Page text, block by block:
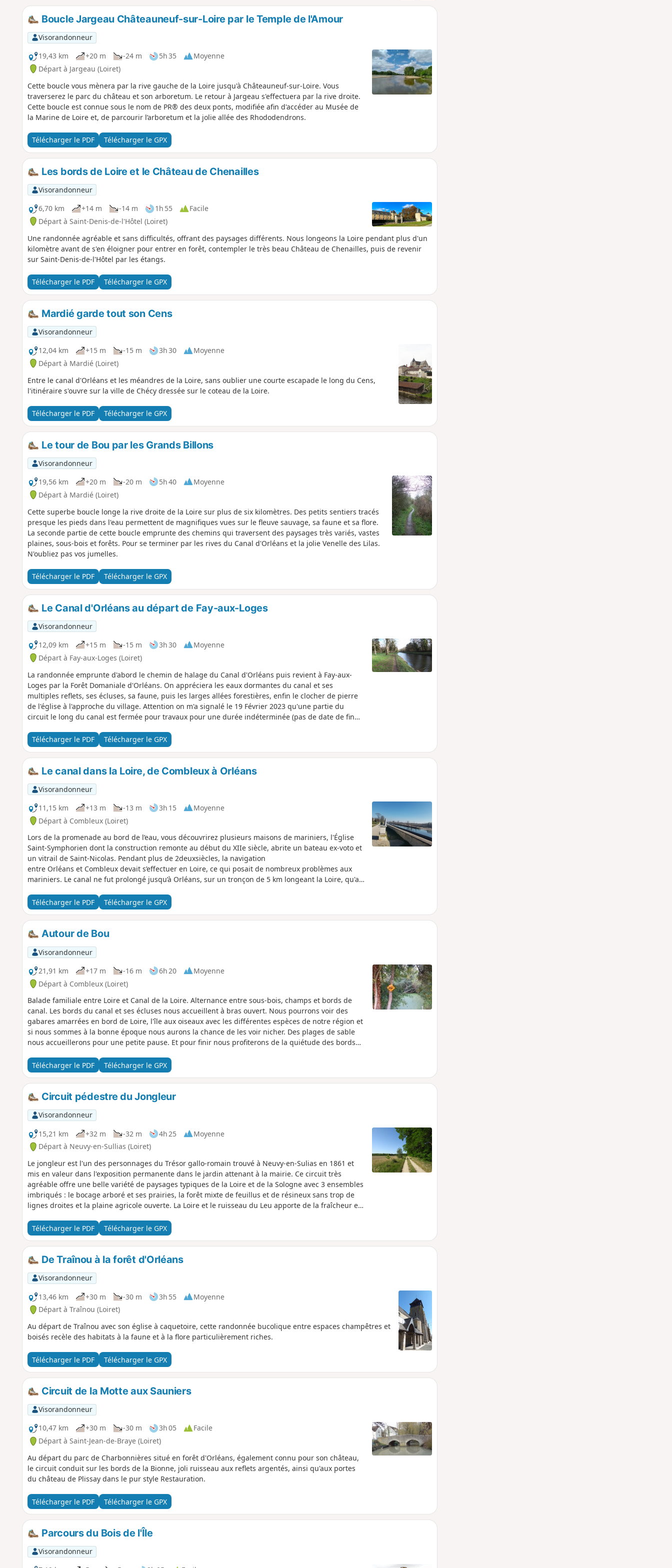
Boucle Jargeau Châteauneuf-sur-Loire par le Temple de l'Amour
Visorandonneur
19,43 km
+20 m -24 m 5h 35
Moyenne
Départ à Jargeau (Loiret)
Cette boucle vous mènera par la rive gauche de la Loire jusqu'à Châteauneuf-sur-Loire. Vous
traverserez le parc du château et son arboretum. Le retour à Jargeau s'effectuera par la rive droite.
Cette boucle est connue sous le nom de PR® des deux ponts, modifiée afin d'accéder au Musée de
la Marine de Loire et, de parcourir l’arboretum et la jolie allée des Rhododendrons.
Télécharger le PDF Télécharger le GPX
Les bords de Loire et le Château de Chenailles
Visorandonneur
6,70 km
+14 m -14 m 1h 55
Facile
Départ à Saint-Denis-de-l'Hôtel (Loiret)
Une randonnée agréable et sans difficultés, offrant des paysages différents. Nous longeons la Loire pendant plus d'un
kilomètre avant de s'en éloigner pour entrer en forêt, contempler le très beau Château de Chenailles, puis de revenir
sur Saint-Denis-de-l'Hôtel par les étangs.
Télécharger le PDF Télécharger le GPX
Mardié garde tout son Cens
Visorandonneur
12,04 km
+15 m -15 m 3h 30
Moyenne
Départ à Mardié (Loiret)
Entre le canal d'Orléans et les méandres de la Loire, sans oublier une courte escapade le long du Cens,
l'itinéraire s'ouvre sur la ville de Chécy dressée sur le coteau de la Loire.
Télécharger le PDF Télécharger le GPX
Le tour de Bou par les Grands Billons
Visorandonneur
19,56 km
+20 m -20 m 5h 40
Moyenne
Départ à Mardié (Loiret)
Cette superbe boucle longe la rive droite de la Loire sur plus de six kilomètres. Des petits sentiers tracés
presque les pieds dans l'eau permettent de magnifiques vues sur le fleuve sauvage, sa faune et sa flore.
La seconde partie de cette boucle emprunte des chemins qui traversent des paysages très variés, vastes
plaines, sous-bois et forêts. Pour se terminer par les rives du Canal d'Orléans et la jolie Venelle des Lilas.
N'oubliez pas vos jumelles.
Télécharger le PDF Télécharger le GPX
Le Canal d'Orléans au départ de Fay-aux-Loges
Visorandonneur
12,09 km
+15 m -15 m 3h 30
Moyenne
Départ à Fay-aux-Loges (Loiret)
La randonnée emprunte d'abord le chemin de halage du Canal d'Orléans puis revient à Fay-aux-
Loges par la Forêt Domaniale d'Orléans. On appréciera les eaux dormantes du canal et ses
multiples reflets, ses écluses, sa faune, puis les larges allées forestières, enfin le clocher de pierre
de l'église à l'approche du village. Attention on m'a signalé le 19 Février 2023 qu'une partie du
circuit le long du canal est fermée pour travaux pour une durée indéterminée (pas de date de fin
Télécharger le PDF
Télécharger le GPX
Le canal dans la Loire, de Combleux à Orléans
Visorandonneur
11,15 km
+13 m -13 m 3h 15
Moyenne
Départ à Combleux (Loiret)
Lors de la promenade au bord de l’eau, vous découvrirez plusieurs maisons de mariniers, l'Église
Saint-Symphorien dont la construction remonte au début du XIIe siècle, abrite un bateau ex-voto et
un vitrail de Saint-Nicolas. Pendant plus de 2deuxsiècles, la navigation
entre Orléans et Combleux devait s’effectuer en Loire, ce qui posait de nombreux problèmes aux
mariniers. Le canal ne fut prolongé jusqu’à Orléans, sur un tronçon de 5 km longeant la Loire, qu'au
canal. C’est par l’Écluse de l’Embouchure construite en 1912 que les bateaux gagnaient ce canal
prolongé. Et, à environ 200 m en amont de l’écluse, fut construit en 1913 le Pont Tournant pour
franchir le canal. Il s’agit d’un pont routier mobile dont le tablier pouvait tourner autour d’un axe,
pour permettre le passage des bateaux. Le chemin parallèle au chemin de halage, mais en
Télécharger le PDF Télécharger le GPX
Autour de Bou
Visorandonneur
21,91 km
+17 m -16 m 6h 20
Moyenne
Départ à Combleux (Loiret)
Balade familiale entre Loire et Canal de la Loire. Alternance entre sous-bois, champs et bords de
canal. Les bords du canal et ses écluses nous accueillent à bras ouvert. Nous pourrons voir des
gabares amarrées en bord de Loire, l'île aux oiseaux avec les différentes espèces de notre région et
si nous sommes à la bonne époque nous aurons la chance de les voir nicher. Des plages de sable
nous accueillerons pour une petite pause. Et pour finir nous profiterons de la quiétude des bords
Télécharger le PDF
Télécharger le GPX
Circuit pédestre du Jongleur
Visorandonneur
15,21 km
+32 m -32 m 4h 25
Moyenne
Départ à Neuvy-en-Sullias (Loiret)
Le jongleur est l'un des personnages du Trésor gallo-romain trouvé à Neuvy-en-Sulias en 1861 et
mis en valeur dans l'exposition permanente dans le jardin attenant à la mairie. Ce circuit très
agréable offre une belle variété de paysages typiques de la Loire et de la Sologne avec 3 ensembles
imbriqués : le bocage arboré et ses prairies, la forêt mixte de feuillus et de résineux sans trop de
lignes droites et la plaine agricole ouverte. La Loire et le ruisseau du Leu apporte de la fraîcheur en
siècle, ancien port de Bouteille, tuilerie classée Monument historique, moulin à vent... Circuit balisé
Jaune par la FFR et publié sur le topoguide "la Sologne à pied".
Télécharger le PDF Télécharger le GPX
De Traînou à la forêt d'Orléans
Visorandonneur
13,46 km
+30 m -30 m 3h 55
Moyenne
Départ à Traînou (Loiret)
Au départ de Traînou avec son église à caquetoire, cette randonnée bucolique entre espaces champêtres et
boisés recèle des habitats à la faune et à la flore particulièrement riches.
Télécharger le PDF Télécharger le GPX
Circuit de la Motte aux Sauniers
Visorandonneur
10,47 km
+30 m -30 m 3h 05
Facile
Départ à Saint-Jean-de-Braye (Loiret)
Au départ du parc de Charbonnières situé en forêt d'Orléans, également connu pour son château,
le circuit conduit sur les bords de la Bionne, joli ruisseau aux reflets argentés, ainsi qu'aux portes
du château de Plissay dans le pur style Restauration.
Télécharger le PDF Télécharger le GPX
Parcours du Bois de l'Île
Visorandonneur